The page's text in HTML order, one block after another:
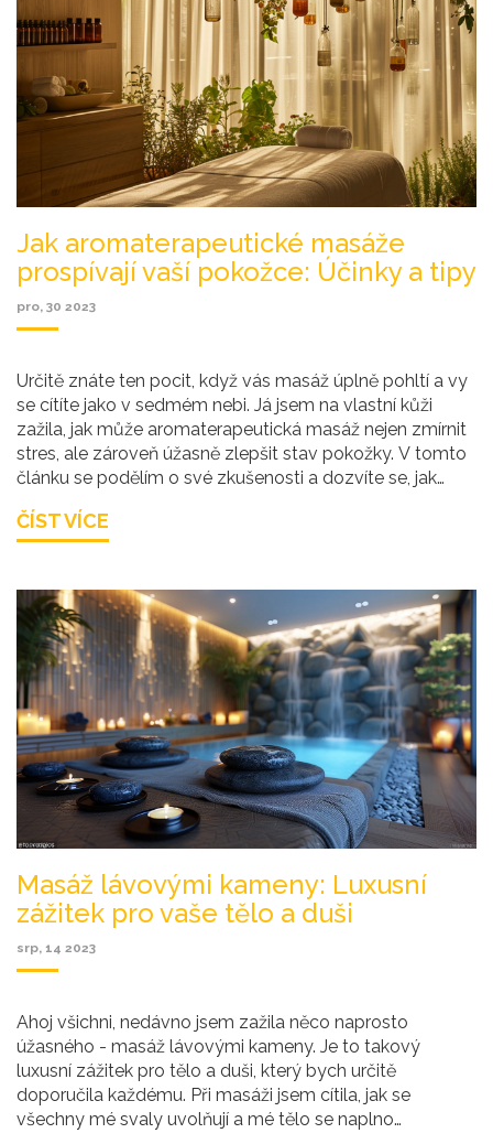
Jak aromaterapeutické masáže
prospívají vaší pokožce: Účinky a tipy
pro, 30 2023
Určitě znáte ten pocit, když vás masáž úplně pohltí a vy
se cítíte jako v sedmém nebi. Já jsem na vlastní kůži
zažila, jak může aromaterapeutická masáž nejen zmírnit
stres, ale zároveň úžasně zlepšit stav pokožky. V tomto
článku se podělím o své zkušenosti a dozvíte se, jak
hydratovat a obnovit vaši kůži. Povím vám i pár triků,
správném místě!
ČÍST VÍCE
Masáž lávovými kameny: Luxusní
zážitek pro vaše tělo a duši
srp, 14 2023
Ahoj všichni, nedávno jsem zažila něco naprosto
úžasného - masáž lávovými kameny. Je to takový
luxusní zážitek pro tělo a duši, který bych určitě
doporučila každému. Při masáži jsem cítila, jak se
všechny mé svaly uvolňují a mé tělo se naplno